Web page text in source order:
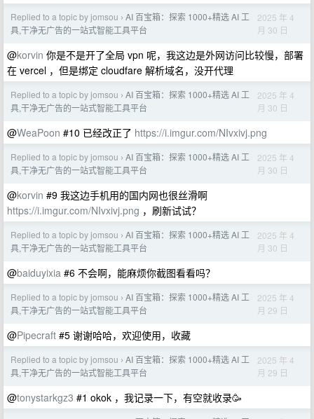
Replied to a topic by jomsou › AI 百宝箱：探索 1000+精选 AI 工
具,干净无广告的一站式智能工具平台
2025 年 4
月 30 日
@korvin 你是不是开了全局 vpn 呢，我这边是外网访问比较慢，部署
在 vercel ，但是绑定 cloudfare 解析域名，没开代理
Replied to a topic by jomsou › AI 百宝箱：探索 1000+精选 AI 工
具,干净无广告的一站式智能工具平台
2025 年 4
月 30 日
@WeaPoon #10 已经改正了 https://i.imgur.com/NIvxivj.png
Replied to a topic by jomsou › AI 百宝箱：探索 1000+精选 AI 工
具,干净无广告的一站式智能工具平台
2025 年 4
月 30 日
@korvin #9 我这边手机用的国内网也很丝滑啊
https://i.imgur.com/NIvxivj.png ，刷新试试？
Replied to a topic by jomsou › AI 百宝箱：探索 1000+精选 AI 工
具,干净无广告的一站式智能工具平台
2025 年 4
月 30 日
@baiduyixia #6 不会啊，能麻烦你截图看看吗？
Replied to a topic by jomsou › AI 百宝箱：探索 1000+精选 AI 工
具,干净无广告的一站式智能工具平台
2025 年 4
月 29 日
@Pipecraft #5 谢谢哈哈，欢迎使用，收藏
Replied to a topic by jomsou › AI 百宝箱：探索 1000+精选 AI 工
具,干净无广告的一站式智能工具平台
2025 年 4
月 29 日
@tonystarkgz3 #1 okok ，我记录一下，有空就收录🥳